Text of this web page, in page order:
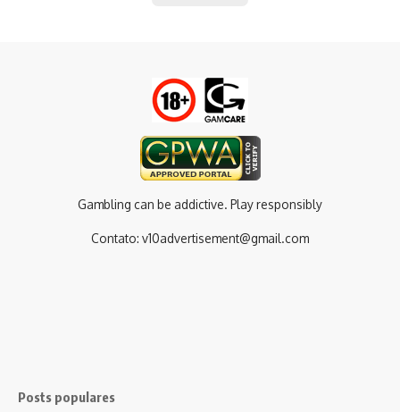
Gambling can be addictive. Play responsibly
Contato: v10advertisement@gmail.com
Posts populares